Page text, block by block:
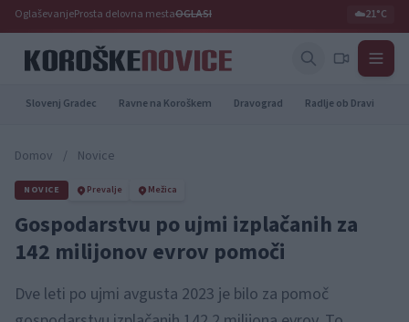
OglaševanjeProsta delovna mestaOGLASI ☁️21°C
Slovenj Gradec Ravne na Koroškem Dravograd Radlje ob Dravi
Domov / Novice
NOVICE Prevalje Mežica
Gospodarstvu po ujmi izplačanih za
142 milijonov evrov pomoči
Dve leti po ujmi avgusta 2023 je bilo za pomoč